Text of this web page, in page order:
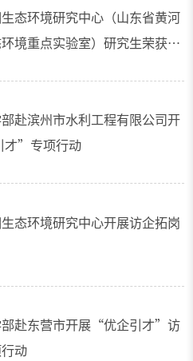
态环境研究中心（山东省黄河
境重点实验室）研究生荣获第
赴滨州市水利工程有限公司开
才”专项行动
态环境研究中心开展访企拓岗
部赴东营市开展“优企引才”访
动